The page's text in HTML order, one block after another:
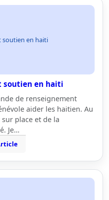
soutien en haiti
soutien en haiti
de renseignement
aider les haitien. Au
place et de la
Je…